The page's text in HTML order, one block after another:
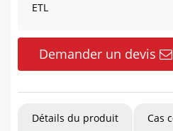
ETL
Demander un devis
Détails du produit Cas